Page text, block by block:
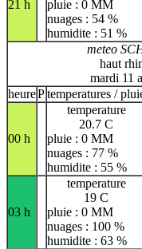
21 h
pluie : 0 MM
nuages : 54 %
humidite : 51 %
meteo
haut
mardi 11
heurePtemperatures /
00 h
temperature
20.7 C
pluie : 0 MM
nuages : 77 %
humidite : 55 %
03 h
temperature
19 C
pluie : 0 MM
nuages : 100 %
humidite : 63 %